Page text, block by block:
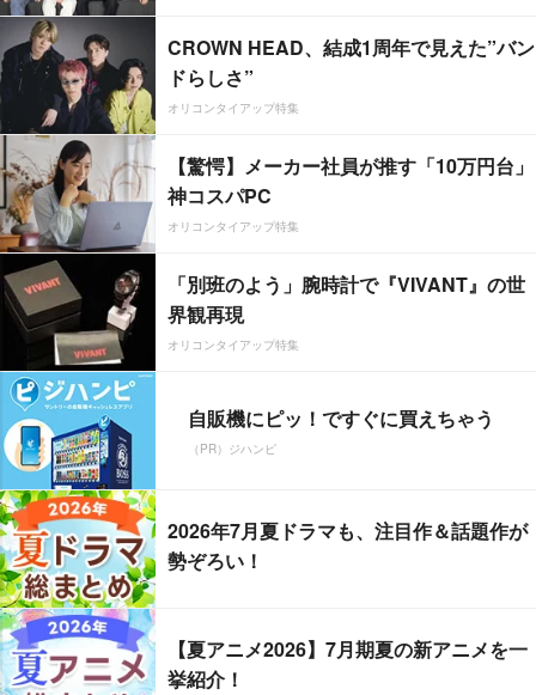
CROWN HEAD、結成1周年で見えた”バン
ドらしさ”
オリコンタイアップ特集
【驚愕】メーカー社員が推す「10万円台」
神コスパPC
オリコンタイアップ特集
「別班のよう」腕時計で『VIVANT』の世
界観再現
オリコンタイアップ特集
自販機にピッ！ですぐに買えちゃう
（PR）ジハンピ
2026年7月夏ドラマも、注目作＆話題作が
勢ぞろい！
【夏アニメ2026】7月期夏の新アニメを一
挙紹介！